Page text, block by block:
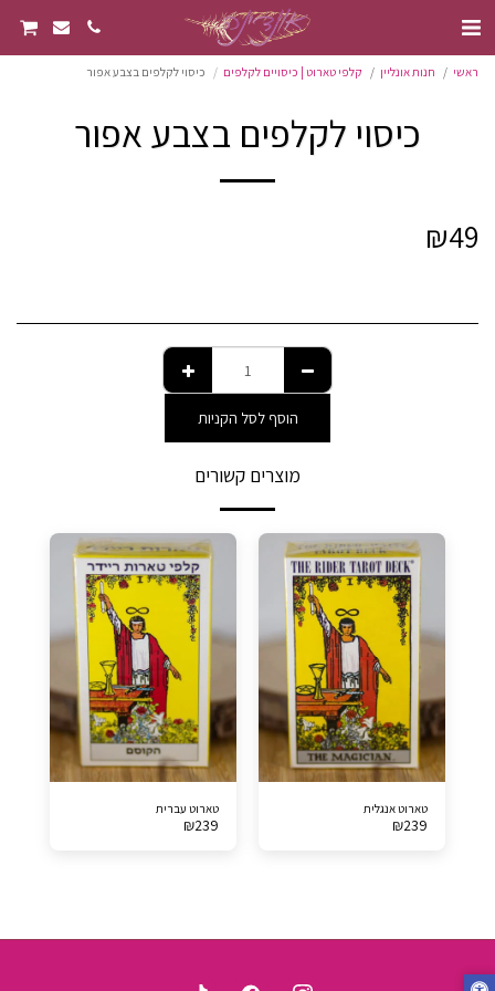
ראשי חנות אונליין קלפי טארוט | כיסויים לקלפים כיסוי לקלפים בצבע אפור
כיסוי לקלפים בצבע אפור
₪49
הוסף לסל הקניות
מוצרים קשורים
טארוט אנגלית
₪239
טארוט עברית
₪239